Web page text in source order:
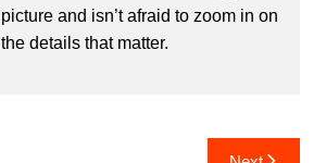
picture and isn’t afraid to zoom in on
the details that matter.